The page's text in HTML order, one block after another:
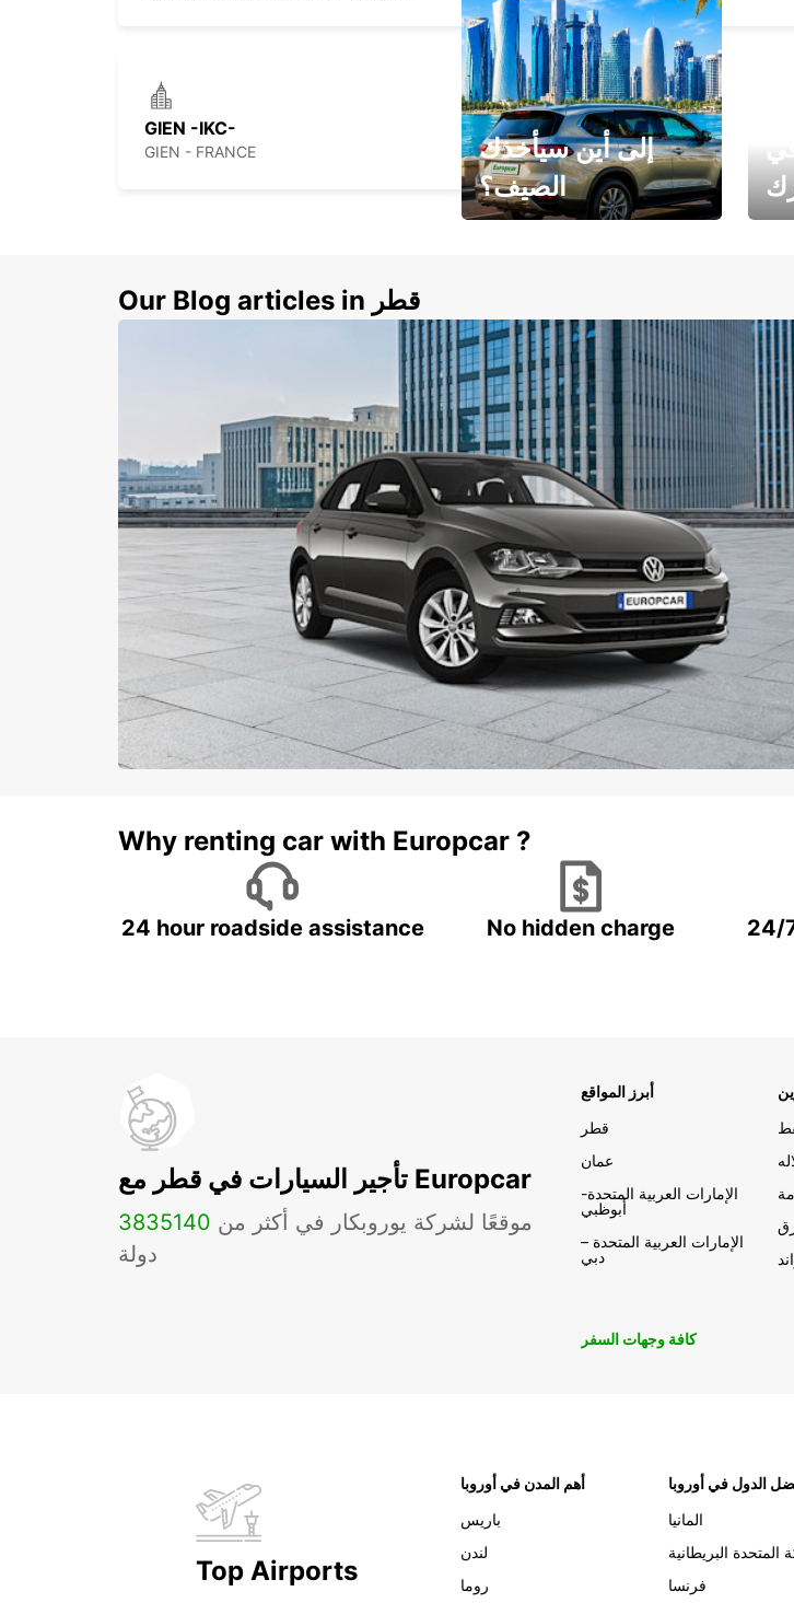
GIEN -IKC-
GIEN - FRANCE
إلى أين سيأخذك
الصيف؟
Our Blog articles in قطر
Why renting car with Europcar ?
24 hour roadside assistance No hidden charge
24/
تأجير السيارات في قطر مع Europcar
3835 موقعًا لشركة يوروبكار في أكثر من 140
دولة
أبرز المواقع
قطر
عمان
الإمارات العربية المتحدة-
أبوظبي
الإمارات العربية المتحدة –
دبي
كافة وجهات السفر
Top Airports
أهم المدن في أوروبا
باريس
لندن
روما
الدول في أوروبا
المانيا
المتحدة البريطانية
فرنسا